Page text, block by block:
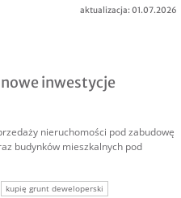
inwestycje
nieruchomości pod zabudowę
budynków mieszkalnych pod
kupię grunt deweloperski
aktualizacja: 01.07.2026